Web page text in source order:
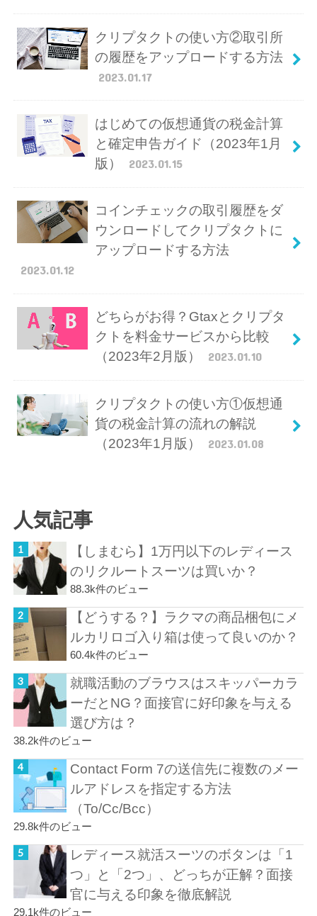
クリプタクトの使い方②取引所
の履歴をアップロードする方法
2023.01.17
はじめての仮想通貨の税金計算
と確定申告ガイド（2023年1月
版）
2023.01.15
コインチェックの取引履歴をダ
ウンロードしてクリプタクトに
アップロードする方法
2023.01.12
どちらがお得？Gtaxとクリプタ
クトを料金サービスから比較
（2023年2月版）
2023.01.10
クリプタクトの使い方①仮想通
貨の税金計算の流れの解説
（2023年1月版）
2023.01.08
人気記事
【しまむら】1万円以下のレディース
のリクルートスーツは買いか？
88.3k件のビュー
【どうする？】ラクマの商品梱包にメ
ルカリロゴ入り箱は使って良いのか？
60.4k件のビュー
就職活動のブラウスはスキッパーカラ
ーだとNG？面接官に好印象を与える
選び方は？
38.2k件のビュー
Contact Form 7の送信先に複数のメー
ルアドレスを指定する方法
（To/Cc/Bcc）
29.8k件のビュー
レディース就活スーツのボタンは「1
つ」と「2つ」、どっちが正解？面接
官に与える印象を徹底解説
29.1k件のビュー